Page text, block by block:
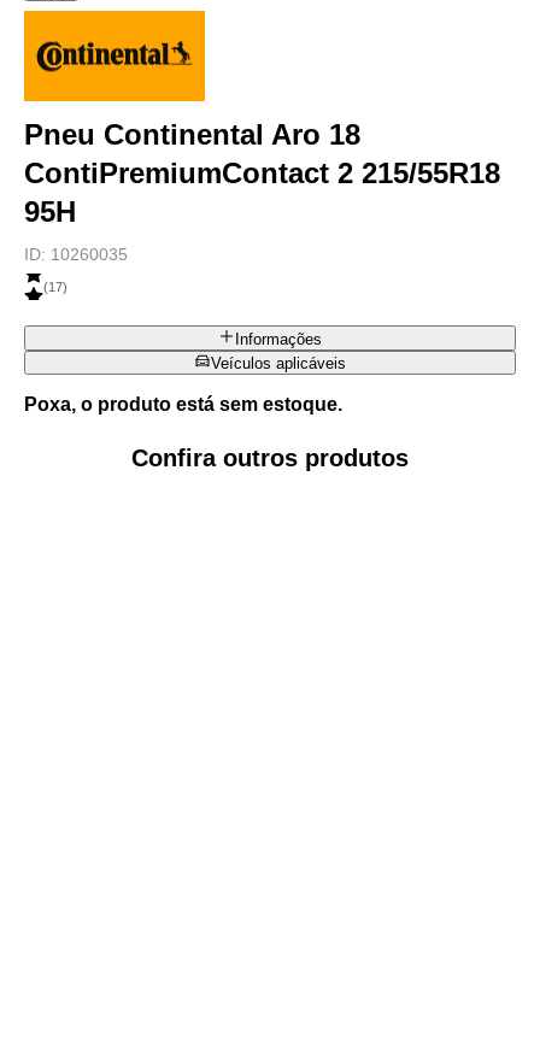
Pneu Continental Aro 18
ContiPremiumContact 2 215/55R18
95H
ID: 10260035
(17)
Informações
Veículos aplicáveis
Poxa, o produto está sem estoque.
Confira outros produtos